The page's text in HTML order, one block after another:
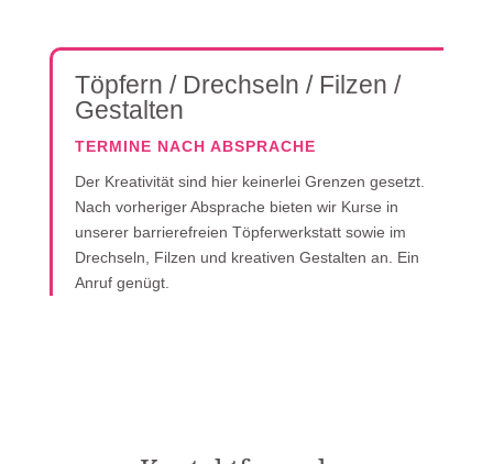
Töpfern / Drechseln / Filzen /
Gestalten
TERMINE NACH ABSPRACHE
Der Kreativität sind hier keinerlei Grenzen gesetzt.
Nach vorheriger Absprache bieten wir Kurse in
unserer barrierefreien Töpferwerkstatt sowie im
Drechseln, Filzen und kreativen Gestalten an. Ein
Anruf genügt.